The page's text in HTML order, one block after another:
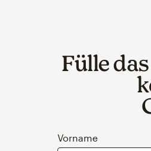
Fülle
Vorname